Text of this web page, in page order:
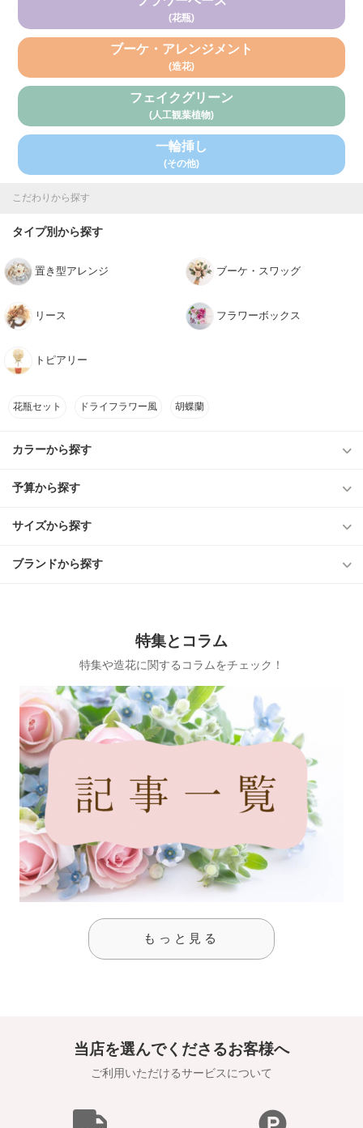
(花瓶)
ブーケ・アレンジメント
(造花)
フェイクグリーン
(人工観葉植物)
一輪挿し
(その他)
こだわりから探す
タイプ別から探す
置き型アレンジ ブーケ・スワッグ
リース フラワーボックス
トピアリー
花瓶セット ドライフラワー風 胡蝶蘭
カラーから探す
予算から探す
サイズから探す
ブランドから探す
特集とコラム
特集や造花に関するコラムをチェック！
もっと見る
当店を選んでくださるお客様へ
ご利用いただけるサービスについて